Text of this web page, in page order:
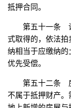
抵押合同。
第五十一条
式取得的，依法
纳相当于应缴纳
优先受偿。
第五十二条
不属于抵押财产